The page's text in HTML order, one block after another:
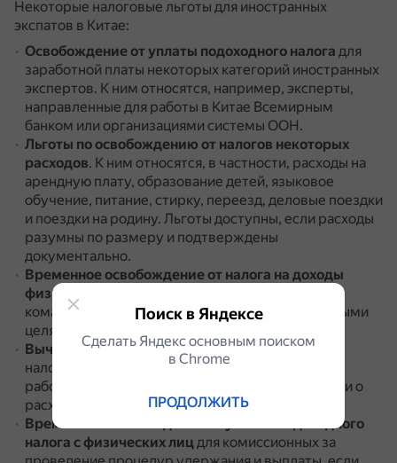
Некоторые налоговые льготы для иностранных
экспатов в Китае:
Освобождение от уплаты подоходного налога для
заработной платы некоторых категорий иностранных
экспертов. К ним относятся, например, эксперты,
направленные для работы в Китае Всемирным
банком или организациями системы ООН.
Льготы по освобождению от налогов некоторых
расходов. К ним относятся, в частности, расходы на
арендную плату, образование детей, языковое
обучение, питание, стирку, переезд, деловые поездки
и поездки на родину. Льготы доступны, если расходы
разумны по размеру и подтверждены
документально.
Временное освобождение от налога на доходы
физических лиц
командировки и для поездок за границу с деловыми
целями.
Вычет фактических расходов на жильёиз
налогооблагаемого дохода, если иностранный
работник может предоставить точные квитанции о
расходах на жильё.
Временное освобождение от уплаты подоходного
налога с физических лицдля комиссионных за
Поиск в Яндексе
Сделать Яндекс основным поиском
в Сhrome
ПРОДОЛЖИТЬ